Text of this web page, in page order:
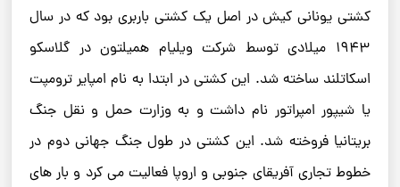
کشتی یونانی کیش در اصل یک کشتی باربری بود که در سال
۱۹۴۳ میلادی توسط شرکت ویلیام همیلتون در گلاسکو
اسکاتلند ساخته شد. این کشتی در ابتدا به نام امپایر ترومپت
یا شیپور امپراتور نام داشت و به وزارت حمل و نقل جنگ
بریتانیا فروخته شد. این کشتی در طول جنگ جهانی دوم در
خطوط تجاری آفریقای جنوبی و اروپا فعالیت می ‌کرد و بار های